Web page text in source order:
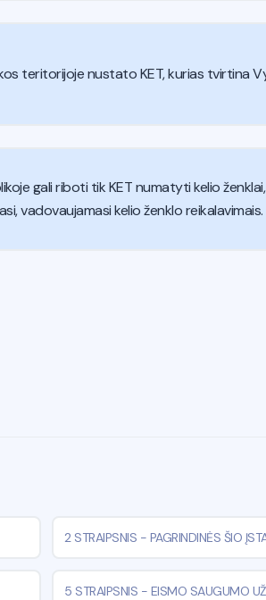
teritorijoje nustato KET, kurias tvirtina
gali riboti tik KET numatyti kelio
vadovaujamasi kelio ženklo reikalavimais.
2 STRAIPSNIS - PAGRINDINĖS ŠIO
5 STRAIPSNIS - EISMO SAUGUMO